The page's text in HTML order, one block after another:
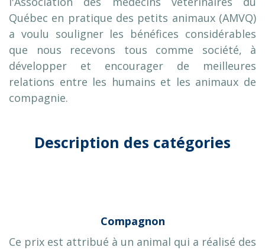
Québec en pratique des petits animaux (AMVQ)
a voulu souligner les bénéfices considérables
que nous recevons tous comme société, à
développer et encourager de meilleures
relations entre les humains et les animaux de
compagnie.
Description des catégories
Compagnon
Ce prix est attribué à un animal qui a réalisé des